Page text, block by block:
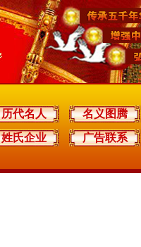
历代名人
名义图腾
姓氏企业 广告联系